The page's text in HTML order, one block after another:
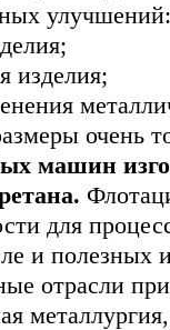
улучшений:
изделия;
очень
машин
для
и полезных
отрасли